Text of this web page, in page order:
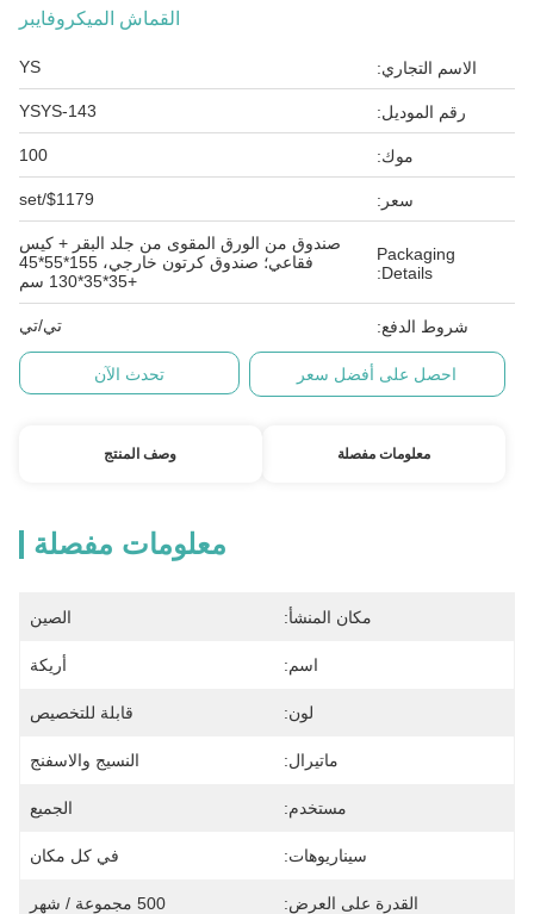
القماش الميكروفايبر
الاسم التجاري: YS
رقم الموديل: YSYS-143
موك: 100
سعر: $1179/set
Packaging
Details:
صندوق من الورق المقوى من جلد البقر + كيس
فقاعي؛ صندوق كرتون خارجي، 155*55*45
+35*35*130 سم
شروط الدفع: تي/تي
احصل على أفضل سعر تحدث الآن
معلومات مفصلة وصف المنتج
معلومات مفصلة
مكان المنشأ: الصين
اسم: أريكة
لون: قابلة للتخصيص
ماتيرال: النسيج والاسفنج
مستخدم: الجميع
سيناريوهات: في كل مكان
القدرة على العرض: 500 مجموعة / شهر